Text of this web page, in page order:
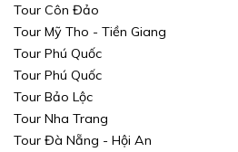
Tour Côn Đảo
Tour Mỹ Tho - Tiền Giang
Tour Phú Quốc
Tour Phú Quốc
Tour Bảo Lộc
Tour Nha Trang
Tour Đà Nẵng - Hội An